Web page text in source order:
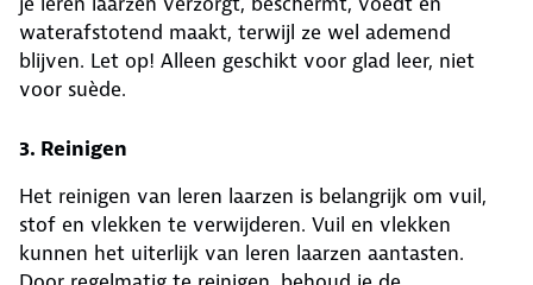
waterafstotend maakt, terwijl ze wel ademend
blijven. Let op! Alleen geschikt voor glad leer, niet
voor suède.
3. Reinigen
Het reinigen van leren laarzen is belangrijk om vuil,
stof en vlekken te verwijderen. Vuil en vlekken
kunnen het uiterlijk van leren laarzen aantasten.